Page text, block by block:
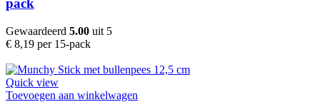
pack
Gewaardeerd 5.00 uit 5
€ 8,19 per 15-pack
Quick view
Toevoegen aan winkelwagen